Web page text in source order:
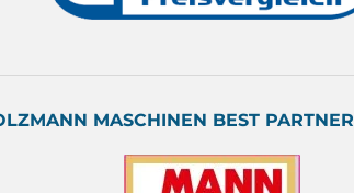
MASCHINEN BEST PARTNER